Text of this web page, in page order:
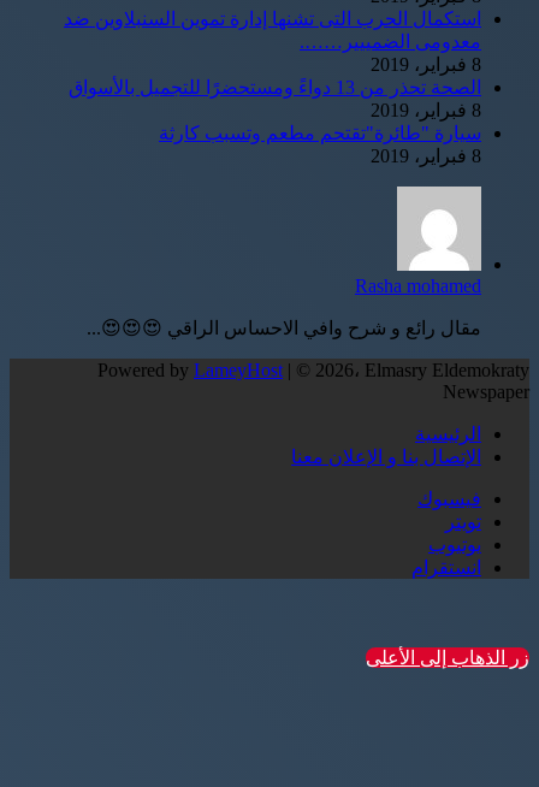
استكمال الحرب التى تشنها إدارة تموين السنبلاوين ضد
معدومى الضمييير…….
8 فبراير، 2019
الصحة تحذر من 13 دواءً ومستحضرًا للتجميل بالأسواق
8 فبراير، 2019
سيارة "طائرة"تقتحم مطعم وتسبب كارثة
8 فبراير، 2019
Rasha mohamed
مقال رائع و شرح وافي الاحساس الراقي 😍😍😍...
Powered by LameyHost | © 2026، Elmasry Eldemokraty
Newspaper
الرئيسية
الإتصال بنا و الإعلان معنا
فيسبوك
تويتر
يوتيوب
انستقرام
زر الذهاب إلى الأعلى